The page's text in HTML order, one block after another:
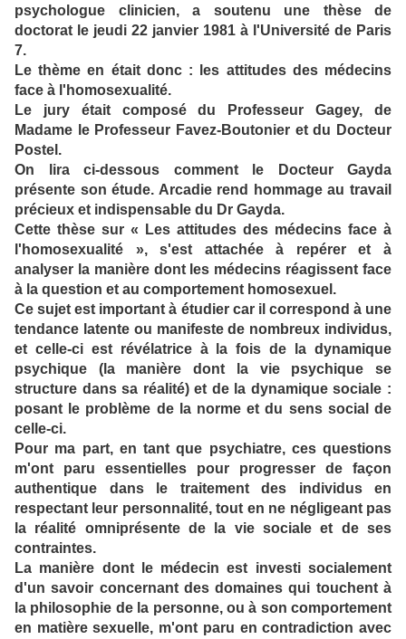
psychologue clinicien, a soutenu une thèse de
doctorat le jeudi 22 janvier 1981 à l'Université de Paris
7.
Le thème en était donc : les attitudes des médecins
face à l'homosexualité.
Le jury était composé du Professeur Gagey, de
Madame le Professeur Favez-Boutonier et du Docteur
Postel.
On lira ci-dessous comment le Docteur Gayda
présente son étude. Arcadie rend hommage au travail
précieux et indispensable du Dr Gayda.
Cette thèse sur « Les attitudes des médecins face à
l'homosexualité », s'est attachée à repérer et à
analyser la manière dont les médecins réagissent face
à la question et au comportement homosexuel.
Ce sujet est important à étudier car il correspond à une
tendance latente ou manifeste de nombreux individus,
et celle-ci est révélatrice à la fois de la dynamique
psychique (la manière dont la vie psychique se
structure dans sa réalité) et de la dynamique sociale :
posant le problème de la norme et du sens social de
celle-ci.
Pour ma part, en tant que psychiatre, ces questions
m'ont paru essentielles pour progresser de façon
authentique dans le traitement des individus en
respectant leur personnalité, tout en ne négligeant pas
la réalité omniprésente de la vie sociale et de ses
contraintes.
La manière dont le médecin est investi socialement
d'un savoir concernant des domaines qui touchent à
la philosophie de la personne, ou à son comportement
en matière sexuelle, m'ont paru en contradiction avec